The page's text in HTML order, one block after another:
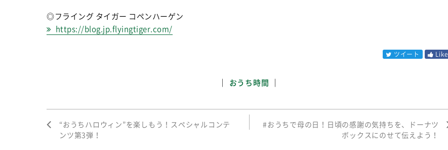
◎フライング タイガー コペンハーゲン
https://blog.jp.flyingtiger.com/
ツイート Like
おうち時間
“おうちハロウィン”を楽しもう！スペシャルコンテ
ンツ第3弾！
#おうちで母の日！日頃の感謝の気持ちを、ドーナツ
ボックスにのせて伝えよう！